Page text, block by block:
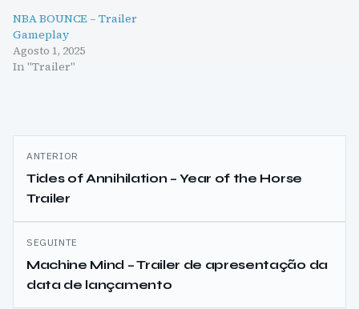
NBA BOUNCE – Trailer
Gameplay
Agosto 1, 2025
In "Trailer"
Navegação
de
artigos
ANTERIOR
Tides of Annihilation – Year of the Horse
Trailer
SEGUINTE
Machine Mind – Trailer de apresentação da
data de lançamento